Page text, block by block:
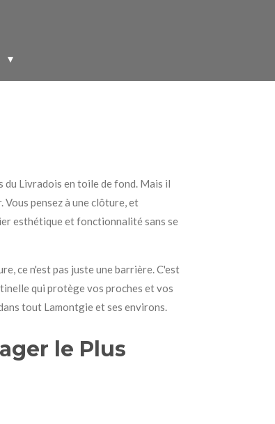
du Livradois en toile de fond. Mais il
pensez à une clôture, et
esthétique et fonctionnalité sans se
ce n'est pas juste une barrière. C'est
qui protège vos proches et vos
tout Lamontgie et ses environs.
le Plus